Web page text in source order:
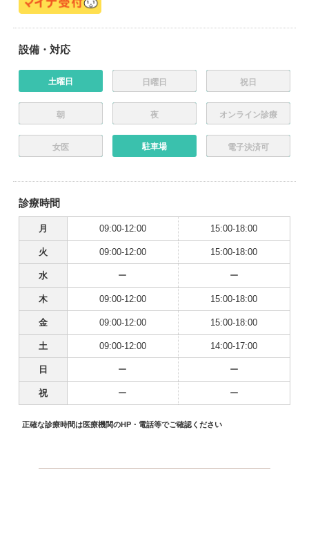
設備・対応
土曜日 日曜日 祝日
朝 夜 オンライン診療
女医 駐車場 電子決済可
診療時間
月 09:00-12:00 15:00-18:00
火 09:00-12:00 15:00-18:00
水 ー ー
木 09:00-12:00 15:00-18:00
金 09:00-12:00 15:00-18:00
土 09:00-12:00 14:00-17:00
日 ー ー
祝 ー ー
正確な診療時間は医療機関のHP・電話等でご確認ください